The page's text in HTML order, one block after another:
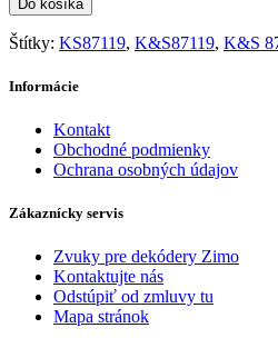
Do košíka
Štítky: KS87119, K&S87119, K&S
Informácie
Kontakt
Obchodné podmienky
Ochrana osobných údajov
Zákaznícky servis
Zvuky pre dekódery Zimo
Kontaktujte nás
Odstúpiť od zmluvy tu
Mapa stránok